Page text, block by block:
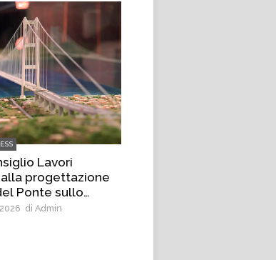
Lavori
progettazione
Ponte sullo
di Admin